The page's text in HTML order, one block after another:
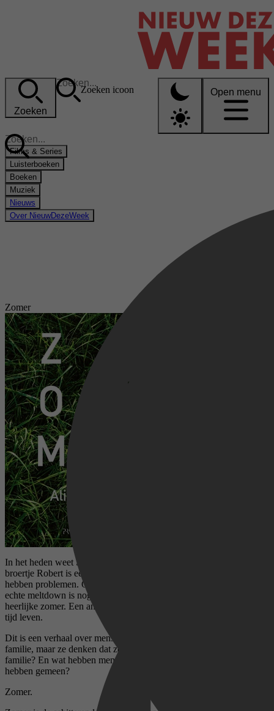
Zoeken
Zoeken icoon Open menu
Films & Series
Luisterboeken
Boeken
Muziek
Nieuws
Over NieuwDezeWeek
Zomer
In het heden weet Sacha dat de wereld in de problemen zit. Haar
broertje Robert is een en al problemen. Hun vader en moeder
hebben problemen. Ondertussen is de wereld in meltdown - en de
echte meltdown is nog niet eens begonnen. In het verleden, een
heerlijke zomer. Een andere broer en zus weten dat ze in geleende
tijd leven.
Dit is een verhaal over mensen op de rand van verandering. Ze zijn
familie, maar ze denken dat ze vreemden zijn. Dus: waar begint
familie? En wat hebben mensen die denken dat ze niets gemeen
hebben gemeen?
Zomer.